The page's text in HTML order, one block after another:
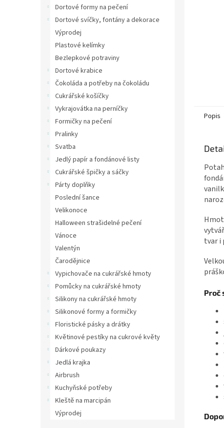
Dortové formy na pečení
Dortové svíčky, fontány a dekorace
Výprodej
Plastové kelímky
Bezlepkové potraviny
Dortové krabice
Čokoláda a potřeby na čokoládu
Cukrářské košíčky
Vykrajovátka na perníčky
Formičky na pečení
Pralinky
Svatba
Jedlý papír a fondánové listy
Cukrářské špičky a sáčky
Párty doplňky
Poslední šance
Velikonoce
Halloween strašidelné pečení
Vánoce
Valentýn
Čarodějnice
Vypichovače na cukrářské hmoty
Pomůcky na cukrářské hmoty
Silikony na cukrářské hmoty
Silikonové formy a formičky
Floristické pásky a drátky
Květinové pestíky na cukrové květy
Dárkové poukazy
Jedlá krajka
Airbrush
Kuchyňské potřeby
Kleště na marcipán
Výprodej
Popis
tvar i
Proč